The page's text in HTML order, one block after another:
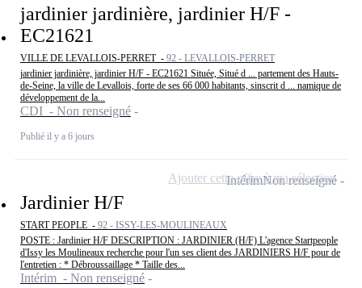
jardinier jardinière, jardinier H/F -
EC21621
VILLE DE LEVALLOIS-PERRET - 92 - LEVALLOIS-PERRET
jardinier jardinière, jardinier H/F - EC21621 Située, Situé d ... partement des Hauts-
de-Seine, la ville de Levallois, forte de ses 66 000 habitants, sinscrit d ... namique de
développement de la...
CDI - Non renseigné
Publié il y a 6 jours
Jardinier H/F
START PEOPLE - 92 - ISSY-LES-MOULINEAUX
POSTE : Jardinier H/F DESCRIPTION : JARDINIER (H/F) L'agence Startpeople
d'Issy les Moulineaux recherche pour l'un ses client des JARDINIERS H/F pour de
l'entretien : * Débroussaillage * Taille des...
Intérim - Non renseigné
IntérimNon renseigné
Ajouter cette offre à ma sélection